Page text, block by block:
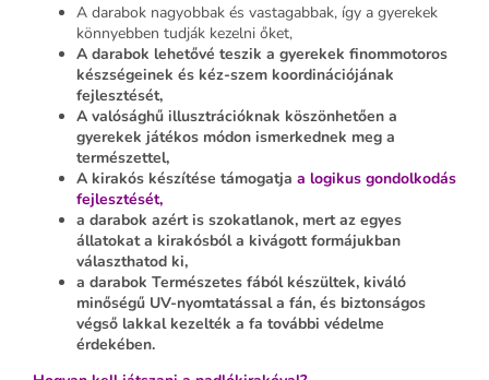
A darabok nagyobbak és vastagabbak, így a gyerekek
könnyebben tudják kezelni őket,
A darabok lehetővé teszik a gyerekek finommotoros
készségeinek és kéz-szem koordinációjának
fejlesztését,
A valósághű illusztrációknak köszönhetően a
gyerekek játékos módon ismerkednek meg a
természettel,
A kirakós készítése támogatja a logikus gondolkodás
fejlesztését,
a darabok azért is szokatlanok, mert az egyes
állatokat a kirakósból a kivágott formájukban
választhatod ki,
a darabok Természetes fából készültek, kiváló
minőségű UV-nyomtatással a fán, és biztonságos
végső lakkal kezelték a fa további védelme
érdekében.